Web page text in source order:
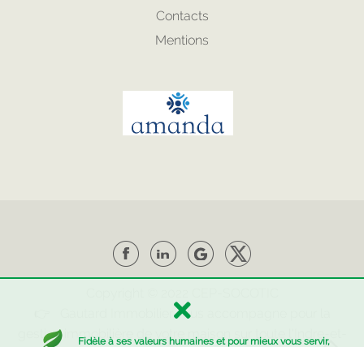
Fidèle à ses valeurs humaines et pour mieux vous servir,
Contacts
Mentions
👉 Gautard Immobilier vous accompagne pour la
gestion immobilière de votre maison sur toute l'Indre-et-